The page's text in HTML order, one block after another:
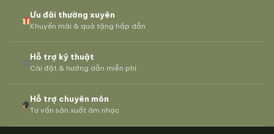
Ưu đãi thường xuyên
Khuyến mãi & quà tặng hấp dẫn
Hỗ trợ kỹ thuật
Cài đặt & hướng dẫn miễn phí
Hỗ trợ chuyên môn
Tư vấn sản xuất âm nhạc